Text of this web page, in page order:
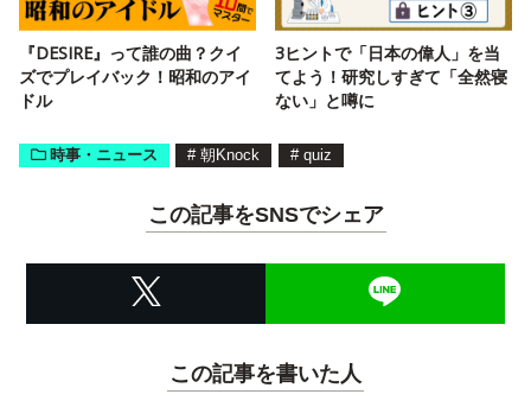
『DESIRE』って誰の曲？クイ
ズでプレイバック！昭和のアイ
ドル
3ヒントで「日本の偉人」を当
てよう！研究しすぎて「全然寝
ない」と噂に
時事・ニュース # 朝Knock # quiz
この記事をSNSでシェア
この記事を書いた人